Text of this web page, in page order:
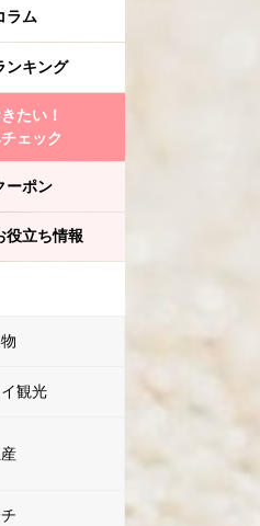
ラム
ンキング
たい！
ェック
ーポン
役立ち情報
観光